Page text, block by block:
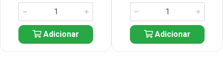
Adicionar Adicionar